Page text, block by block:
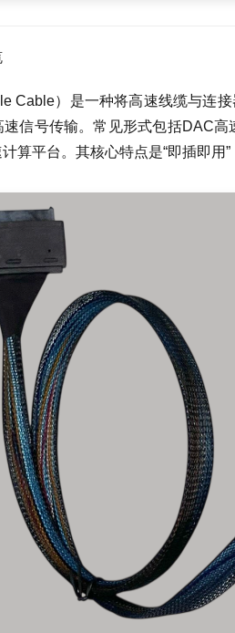
Cable）是一种将高速线缆与连
速信号传输。常见形式包括DAC
算平台。其核心特点是“即插即用